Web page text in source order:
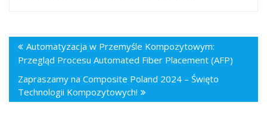
Automatyzacja w Przemyśle Kompozytowym:
Przegląd Procesu Automated Fiber Placement (AFP)
Zapraszamy na Composite Poland 2024 – Święto
Technologii Kompozytowych!